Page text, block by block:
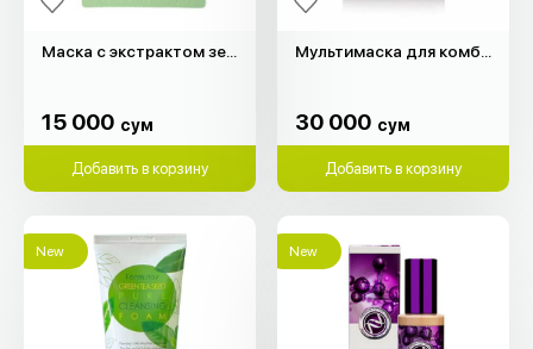
Маска с экстрактом зеленого винограда "Frudia"
15 000 сум
Добавить в корзину
30 000 сум
Добавить в корзину
New New